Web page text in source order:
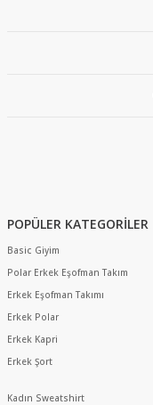
POPÜLER KATEGORİLER
Basic Giyim
Polar Erkek Eşofman Takım
Erkek Eşofman Takımı
Erkek Polar
Erkek Kapri
Erkek Şort
Kadın Sweatshirt